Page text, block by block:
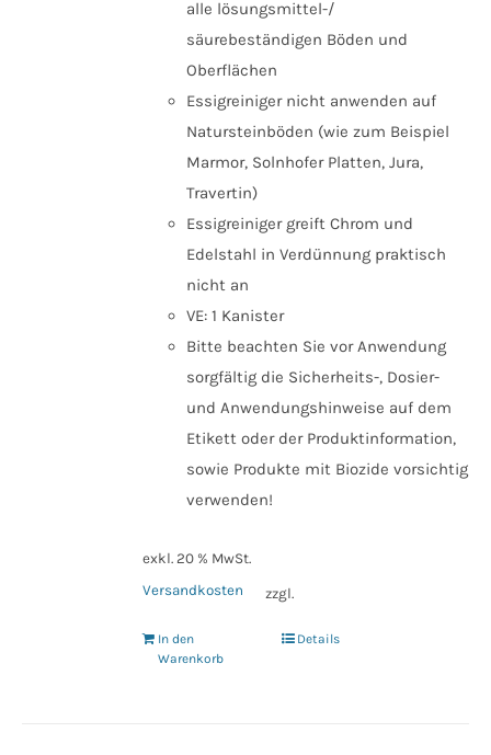
alle lösungsmittel-/
säurebeständigen Böden und
Oberflächen
Essigreiniger nicht anwenden auf
Natursteinböden (wie zum Beispiel
Marmor, Solnhofer Platten, Jura,
Travertin)
Essigreiniger greift Chrom und
Edelstahl in Verdünnung praktisch
nicht an
VE: 1 Kanister
Bitte beachten Sie vor Anwendung
sorgfältig die Sicherheits-, Dosier-
und Anwendungshinweise auf dem
Etikett oder der Produktinformation,
sowie Produkte mit Biozide vorsichtig
verwenden!
exkl. 20 % MwSt.
zzgl.
Versandkosten
In den
Warenkorb
Details